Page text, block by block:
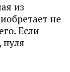
из
не
Если
пуля